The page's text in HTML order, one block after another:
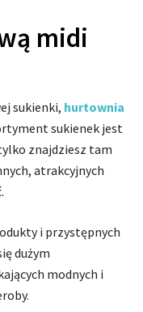
midi
sukienki, hurtownia
sukienek jest
znajdziesz tam
atrakcyjnych
i przystępnych
dużym
modnych i